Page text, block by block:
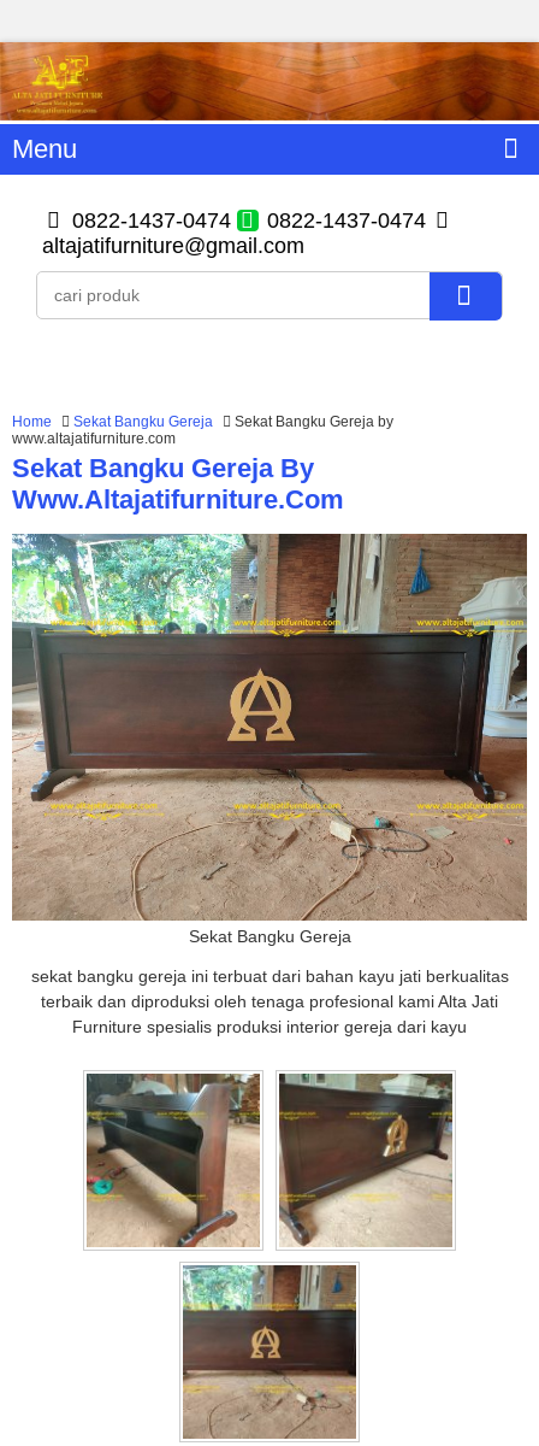
Menu
0822-1437-0474
0822-1437-0474
altajatifurniture@gmail.com
Home Sekat Bangku Gereja
Sekat Bangku Gereja by
www.altajatifurniture.com
Sekat Bangku Gereja By
Www.altajatifurniture.com
Sekat Bangku Gereja
sekat bangku gereja ini terbuat dari bahan kayu jati berkualitas
terbaik dan diproduksi oleh tenaga profesional kami Alta Jati
Furniture spesialis produksi interior gereja dari kayu